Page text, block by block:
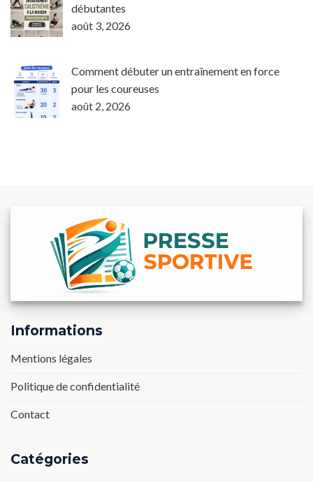
débutantes
août 3, 2026
Comment débuter un entraînement en force
pour les coureuses
août 2, 2026
Informations
Mentions légales
Politique de confidentialité
Contact
Catégories